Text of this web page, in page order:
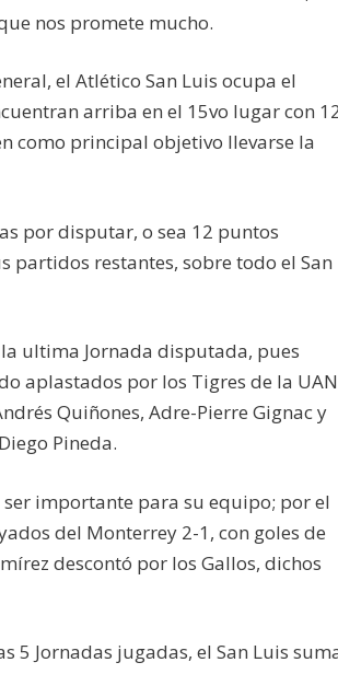
nos promete mucho.
el Atlético San Luis ocupa el
arriba en el 15vo lugar con
como principal objetivo llevarse la
por disputar, o sea 12 puntos
partidos restantes, sobre todo el San
ultima Jornada disputada, pues
aplastados por los Tigres de la
Quiñones, Adre-Pierre Gignac y
Pineda.
importante para su equipo; por el
del Monterrey 2-1, con goles de
descontó por los Gallos, dichos
5 Jornadas jugadas, el San Luis